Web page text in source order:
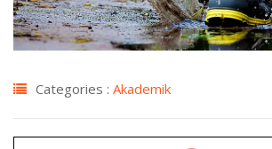
Categories : Akademik